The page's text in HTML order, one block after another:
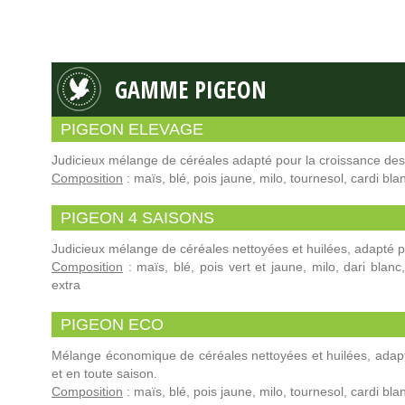
GAMME PIGEON
PIGEON ELEVAGE
Judicieux mélange de céréales adapté pour la croissance
Composition : maïs, blé, pois jaune, milo, tournesol, cardi
PIGEON 4 SAISONS
Judicieux mélange de céréales nettoyées et huilées, adapté
Composition : maïs, blé, pois vert et jaune, milo, dari
extra
PIGEON ECO
Mélange économique de céréales nettoyées et huilées,
et en toute saison.
Composition : maïs, blé, pois jaune, milo, tournesol, cardi